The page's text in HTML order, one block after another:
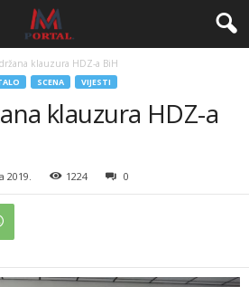
klauzura HDZ-a BiH
SCENA VIJESTI
klauzura HDZ-a
2019. 1224 0